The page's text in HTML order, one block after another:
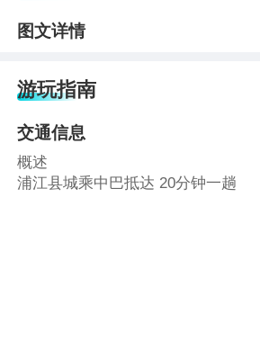
图文详情
游玩指南
交通信息
概述
浦江县城乘中巴抵达 20分钟一趟